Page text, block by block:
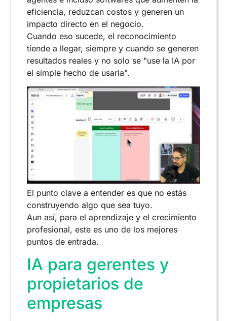
eficiencia, reduzcan costos y generen un
impacto directo en el negocio.
Cuando eso sucede, el reconocimiento
tiende a llegar, siempre y cuando se generen
resultados reales y no solo se "use la IA por
el simple hecho de usarla".
El punto clave a entender es que no estás
construyendo algo que sea tuyo.
Aun así, para el aprendizaje y el crecimiento
profesional, este es uno de los mejores
puntos de entrada.
IA para gerentes y
propietarios de
empresas